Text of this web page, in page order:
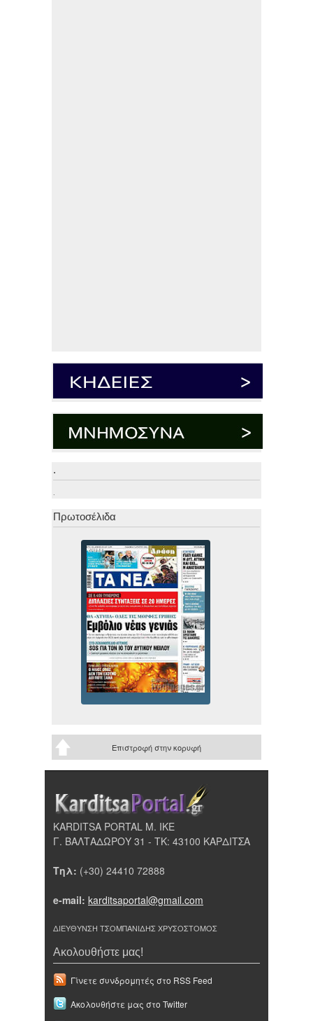
.
.
Πρωτοσέλιδα
Επιστροφή στην κορυφή
KARDITSA PORTAL Μ. ΙΚΕ
Γ. ΒΑΛΤΑΔΩΡΟΥ 31 - ΤΚ: 43100 ΚΑΡΔΙΤΣΑ
Τηλ: (+30) 24410 72888
e-mail: karditsaportal@gmail.com
ΔΙΕΥΘΥΝΣΗ ΤΣΟΜΠΑΝΙΔΗΣ ΧΡΥΣΟΣΤΟΜΟΣ
Ακολουθήστε μας!
Γίνετε συνδρομητές στο RSS Feed
Ακολουθήστε μας στο Twitter